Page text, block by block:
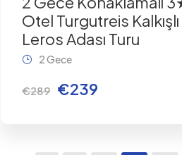
Otel Turgutreis Kalkışlı
Leros Adası Turu
€289 €239
2 Gece